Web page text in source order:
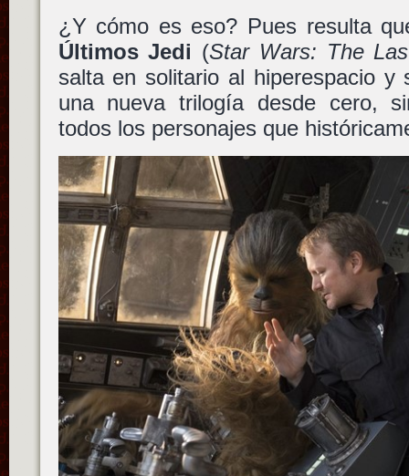
¿Y cómo es eso? Pues resulta
Últimos Jedi (Star Wars: The
salta en solitario al hiperespacio y
una nueva trilogía desde cero,
todos los personajes que